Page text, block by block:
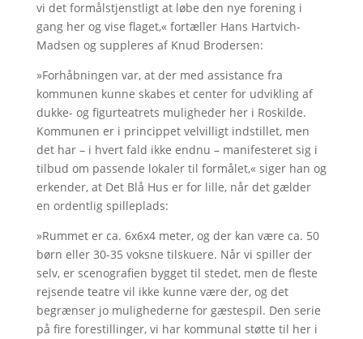
vi det formålstjenstligt at løbe den nye forening i
gang her og vise flaget,« fortæller Hans Hartvich-
Madsen og suppleres af Knud Brodersen:
»Forhåbningen var, at der med assistance fra
kommunen kunne skabes et center for udvikling af
dukke- og figurteatrets muligheder her i Roskilde.
Kommunen er i princippet velvilligt indstillet, men
det har – i hvert fald ikke endnu – manifesteret sig i
tilbud om passende lokaler til formålet,« siger han og
erkender, at Det Blå Hus er for lille, når det gælder
en ordentlig spilleplads:
»Rummet er ca. 6x6x4 meter, og der kan være ca. 50
børn eller 30-35 voksne tilskuere. Når vi spiller der
selv, er scenografien bygget til stedet, men de fleste
rejsende teatre vil ikke kunne være der, og det
begrænser jo mulighederne for gæstespil. Den serie
på fire forestillinger, vi har kommunal støtte til her i